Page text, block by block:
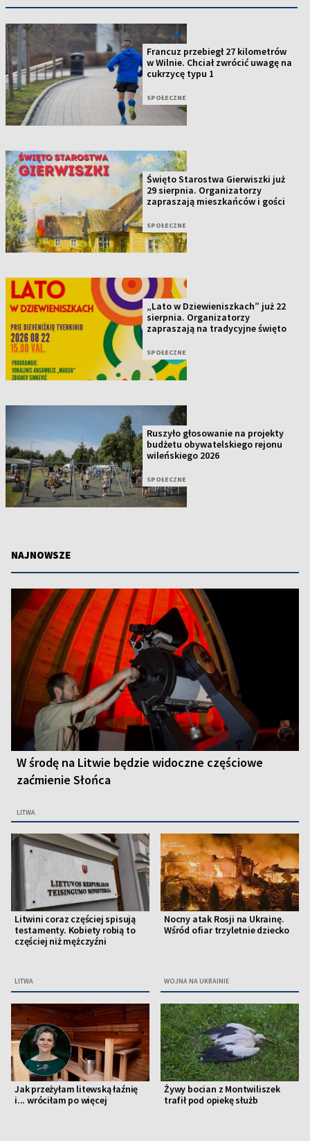
Francuz przebiegł 27 kilometrów
w Wilnie. Chciał zwrócić uwagę na
cukrzycę typu 1
SPOŁECZNE
Święto Starostwa Gierwiszki już
29 sierpnia. Organizatorzy
zapraszają mieszkańców i gości
SPOŁECZNE
„Lato w Dziewieniszkach” już 22
sierpnia. Organizatorzy
zapraszają na tradycyjne święto
SPOŁECZNE
Ruszyło głosowanie na projekty
budżetu obywatelskiego rejonu
wileńskiego 2026
SPOŁECZNE
NAJNOWSZE
W środę na Litwie będzie widoczne częściowe
zaćmienie Słońca
LITWA
Litwini coraz częściej spisują
testamenty. Kobiety robią to
częściej niż mężczyźni
LITWA
Nocny atak Rosji na Ukrainę.
Wśród ofiar trzyletnie dziecko
WOJNA NA UKRAINIE
Jak przeżyłam litewską łaźnię
i... wróciłam po więcej
Żywy bocian z Montwiliszek
trafił pod opiekę służb